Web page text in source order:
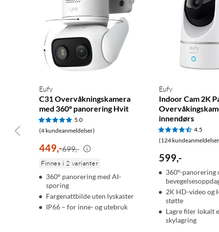
Eufy
C31 Overvåkningskamera
med 360° panorering Hvit
5.0
(4 kundeanmeldelser)
449,-699,-
Finnes i 2 varianter
360° panorering med AI-
sporing
Fargenattbilde uten lyskaster
IP66 – for inne- og utebruk
Eufy
Indoor Cam 2K
innendørs
4.5
(124
599,-
360°-panorering
2K HD-video og
støtte
Lagre filer lokalt
skylagring